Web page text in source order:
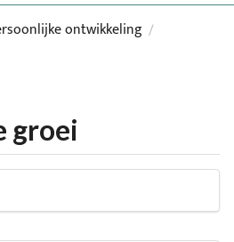
ontwikkeling /
groei